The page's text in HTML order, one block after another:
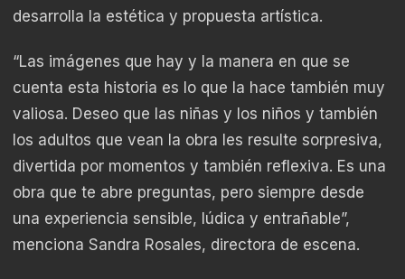
desarrolla la estética y propuesta artística.
“Las imágenes que hay y la manera en que se
cuenta esta historia es lo que la hace también muy
valiosa. Deseo que las niñas y los niños y también
los adultos que vean la obra les resulte sorpresiva,
divertida por momentos y también reflexiva. Es una
obra que te abre preguntas, pero siempre desde
una experiencia sensible, lúdica y entrañable”,
menciona Sandra Rosales, directora de escena.